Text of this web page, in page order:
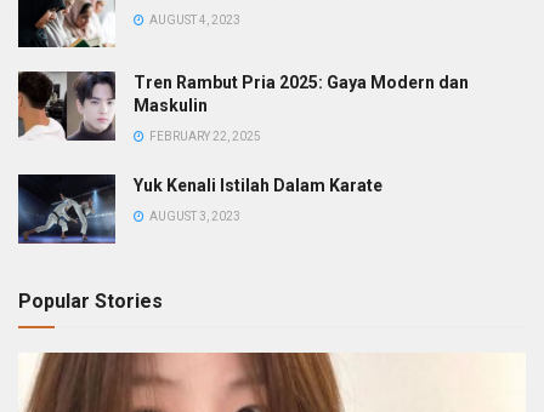
AUGUST 4, 2023
Tren Rambut Pria 2025: Gaya Modern dan
Maskulin
FEBRUARY 22, 2025
Yuk Kenali Istilah Dalam Karate
AUGUST 3, 2023
Popular Stories